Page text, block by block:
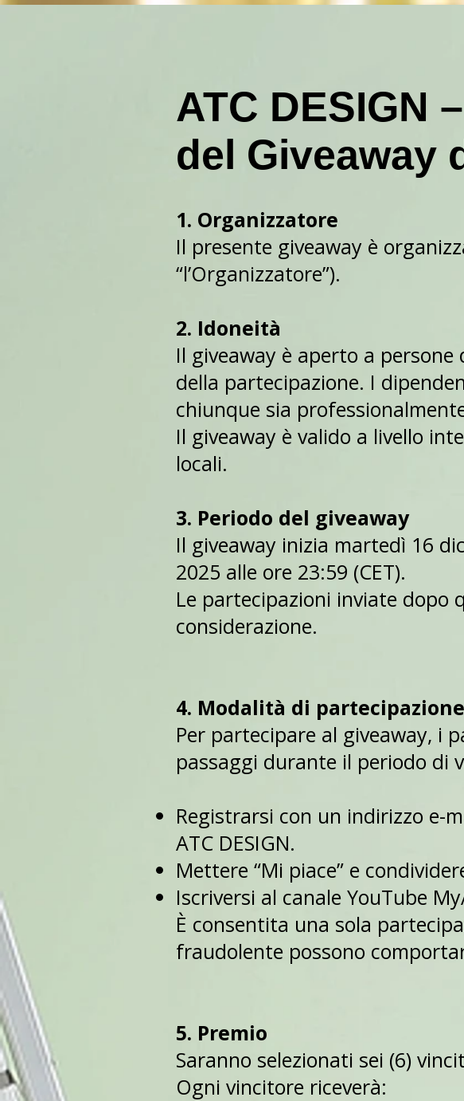
ATC DESIGN
del Giveaway
1. Organizzatore
Il presente giveaway è
“l’Organizzatore”).
2. Idoneità
Il giveaway è aperto a
della partecipazione. I
chiunque sia
Il giveaway è valido a livello
locali.
3. Periodo del giveaway
Il giveaway inizia martedì 16
2025 alle ore 23:59 (CET).
Le partecipazioni inviate dopo
considerazione.
4. Modalità di partecipazione
Per partecipare al giveaway, i
passaggi durante il periodo di
Registrarsi con un indirizzo e-
ATC DESIGN.
Mettere “Mi piace” e
Iscriversi al canale YouTube
È consentita una sola
fraudolente possono
5. Premio
Saranno selezionati sei (6)
Ogni vincitore riceverà: